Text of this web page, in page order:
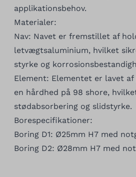
applikationsbehov.
Materialer:
Nav: Navet er fremstillet af
letvægtsaluminium, hvilket
styrke og
Element: Elementet er lavet
en hårdhed på 98 shore,
stødabsorbering og slidstyrke.
Borespecifikationer:
Boring D1: Ø25mm H7 med
Boring D2: Ø28mm H7 med